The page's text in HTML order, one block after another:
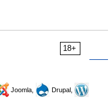
18+
Joomla,
Drupal,